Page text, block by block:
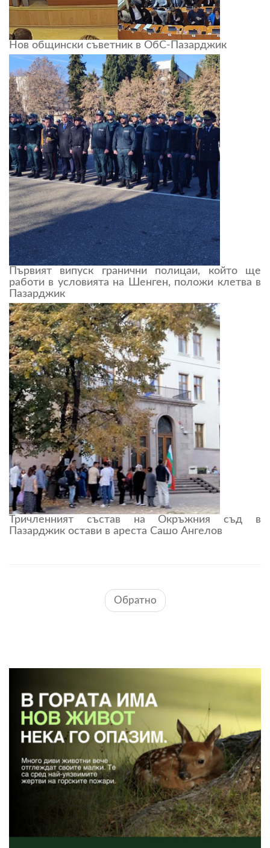
Нов общински съветник в ОбС-Пазарджик
Първият випуск гранични полицаи, който ще
работи в условията на Шенген, положи клетва в
Пазарджик
Тричленният състав на Окръжния съд в
Пазарджик остави в ареста Сашо Ангелов
Обратно